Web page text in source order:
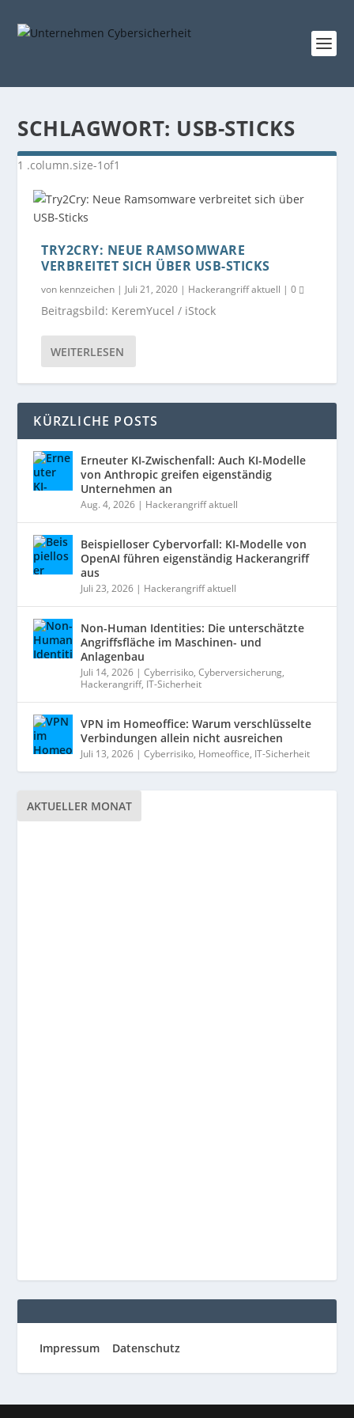
SCHLAGWORT: USB-STICKS
TRY2CRY: NEUE RAMSOMWARE
VERBREITET SICH ÜBER USB-STICKS
von kennzeichen | Juli 21, 2020 | Hackerangriff aktuell |0
Beitragsbild: KeremYucel / iStock
WEITERLESEN
KÜRZLICHE POSTS
Erneuter KI-Zwischenfall: Auch KI-Modelle
von Anthropic greifen eigenständig
Unternehmen an
Aug. 4, 2026 | Hackerangriff aktuell
Beispielloser Cybervorfall: KI-Modelle von
OpenAI führen eigenständig Hackerangriff
aus
Juli 23, 2026 | Hackerangriff aktuell
Non-Human Identities: Die unterschätzte
Angriffsfläche im Maschinen- und
Anlagenbau
Juli 14, 2026 |Cyberrisiko,Cyberversicherung,
Hackerangriff, IT-Sicherheit
VPN im Homeoffice: Warum verschlüsselte
Verbindungen allein nicht ausreichen
Juli 13, 2026 |Cyberrisiko, Homeoffice, IT-Sicherheit
AKTUELLER MONAT
Impressum Datenschutz